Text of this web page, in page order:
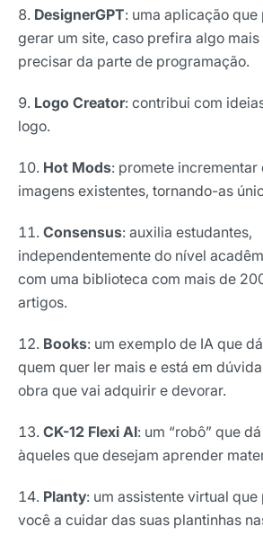
DesignerGPT: uma aplicação
gerar um site, caso prefira algo mais
precisar da parte de programação.
Logo Creator: contribui com
logo.
Hot Mods: promete
imagens existentes, tornando-as
Consensus: auxilia estudantes,
independentemente do nível
com uma biblioteca com mais de
artigos.
Books: um exemplo de IA que
quem quer ler mais e está em
obra que vai adquirir e devorar.
CK-12 Flexi AI: um “robô” que
àqueles que desejam aprender
Planty: um assistente virtual
você a cuidar das suas plantinhas
Receba os melhores insights
Tendências e materiais
digital que valem a leitura.